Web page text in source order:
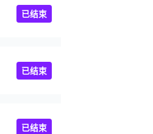
已结束
已结束
已结束